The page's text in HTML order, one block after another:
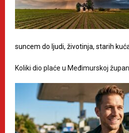
suncem do ljudi, životinja, starih
Koliki dio plaće u Međimurskoj